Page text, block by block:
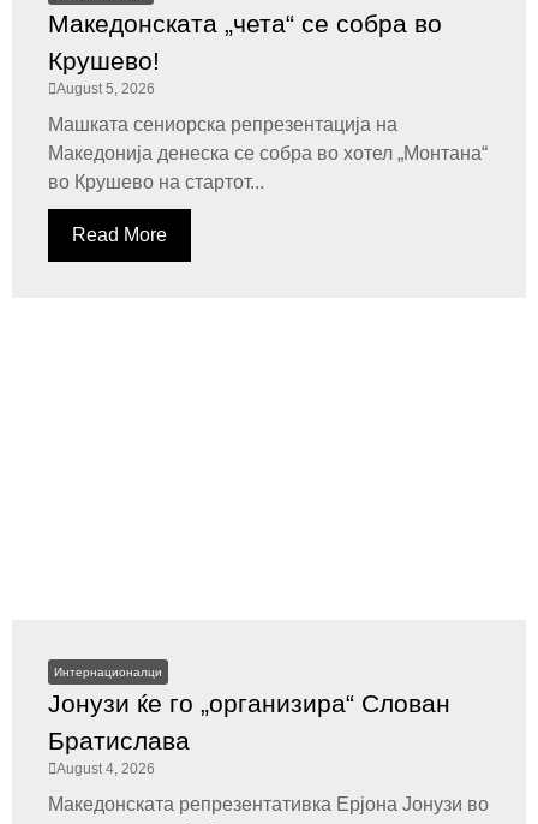
Македонската „чета“ се собра во
Крушево!
August 5, 2026
Машката сениорска репрезентација на
Македонија денеска се собра во хотел „Монтана“
во Крушево на стартот...
Read More
Интернационалци
Јонузи ќе го „организира“ Слован
Братислава
August 4, 2026
Македонската репрезентативка Ерјона Јонузи во